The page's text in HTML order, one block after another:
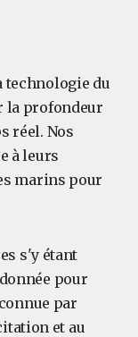
technologie du
la profondeur
réel. Nos
à leurs
marins pour
s'y étant
pour
par
et au